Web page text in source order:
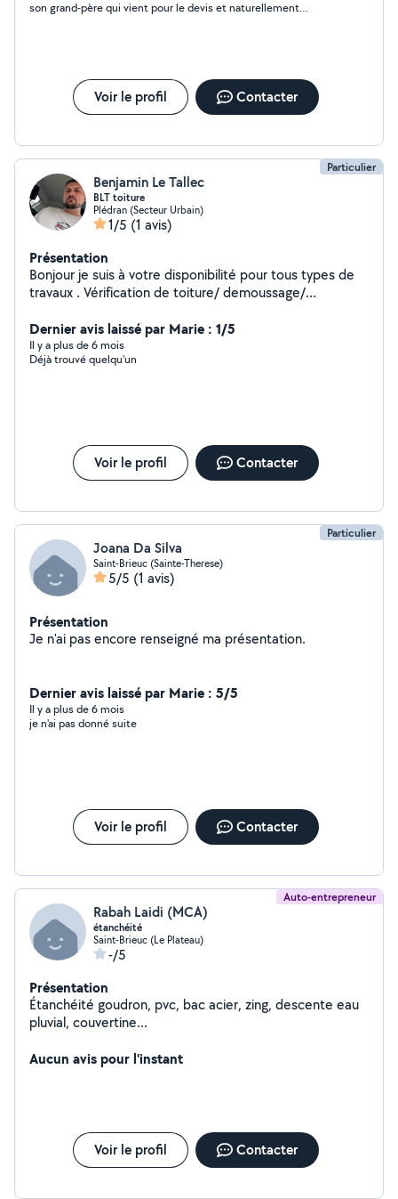
son grand-père qui vient pour le devis et naturellement
Voir le profil Contacter
Particulier
Benjamin Le Tallec
BLT toiture
Plédran (Secteur Urbain)
1/5 (1 avis)
Présentation
Bonjour je suis à votre disponibilité pour tous types de
travaux . Vérification de toiture/ demoussage/
bitume . Charpente . Location de barnum 3x6m
Dernier avis laissé par Marie : 1/5
Il y a plus de 6 mois
Déjà trouvé quelqu'un
Voir le profil Contacter
Particulier
Joana Da Silva
Saint-Brieuc (Sainte-Therese)
5/5 (1 avis)
Présentation
Je n'ai pas encore renseigné ma présentation.
Dernier avis laissé par Marie : 5/5
Il y a plus de 6 mois
je n'ai pas donné suite
Voir le profil Contacter
Auto-entrepreneur
Rabah Laidi (MCA)
étanchéité
Saint-Brieuc (Le Plateau)
-/5
Présentation
Étanchéité goudron, pvc, bac acier, zing, descente eau
pluvial, couvertine...
Aucun avis pour l'instant
Voir le profil Contacter